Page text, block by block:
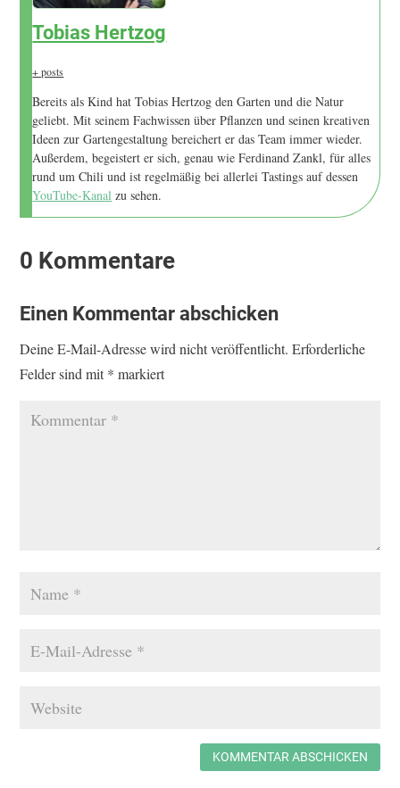
Tobias Hertzog
+ posts
Bereits als Kind hat Tobias Hertzog den Garten und die Natur
geliebt. Mit seinem Fachwissen über Pflanzen und seinen kreativen
Ideen zur Gartengestaltung bereichert er das Team immer wieder.
Außerdem, begeistert er sich, genau wie Ferdinand Zankl, für alles
rund um Chili und ist regelmäßig bei allerlei Tastings auf dessen
YouTube-Kanal zu sehen.
0 Kommentare
Einen Kommentar abschicken
Deine E-Mail-Adresse wird nicht veröffentlicht. Erforderliche
Felder sind mit* markiert
KOMMENTAR ABSCHICKEN